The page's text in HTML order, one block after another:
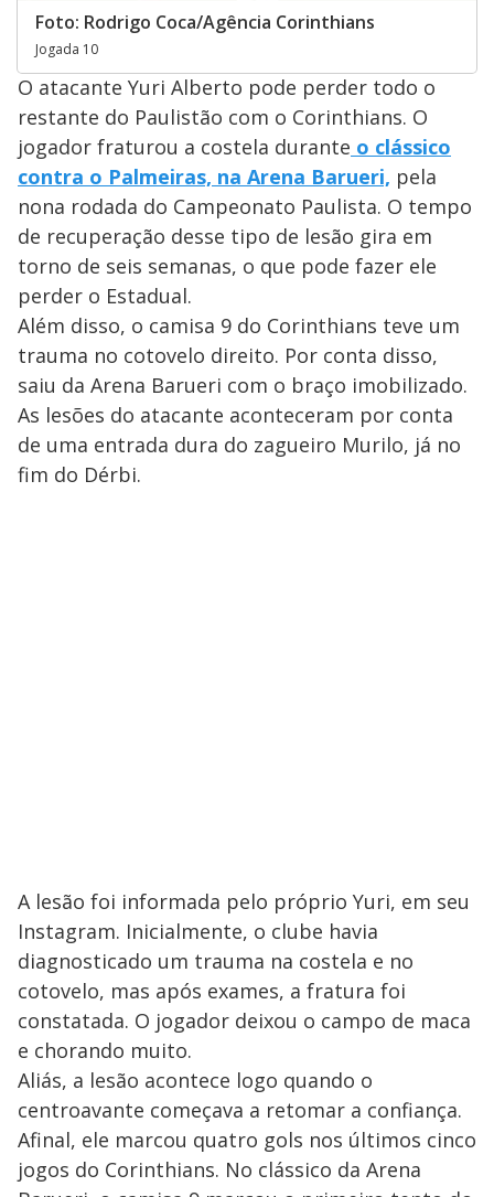
Foto: Rodrigo Coca/Agência Corinthians
Jogada 10
O atacante Yuri Alberto pode perder todo o
restante do Paulistão com o Corinthians. O
jogador fraturou a costela durante o clássico
contra o Palmeiras, na Arena Barueri, pela
nona rodada do Campeonato Paulista. O tempo
de recuperação desse tipo de lesão gira em
torno de seis semanas, o que pode fazer ele
perder o Estadual.
Além disso, o camisa 9 do Corinthians teve um
trauma no cotovelo direito. Por conta disso,
saiu da Arena Barueri com o braço imobilizado.
As lesões do atacante aconteceram por conta
de uma entrada dura do zagueiro Murilo, já no
fim do Dérbi.
A lesão foi informada pelo próprio Yuri, em seu
Instagram. Inicialmente, o clube havia
diagnosticado um trauma na costela e no
cotovelo, mas após exames, a fratura foi
constatada. O jogador deixou o campo de maca
e chorando muito.
Aliás, a lesão acontece logo quando o
centroavante começava a retomar a confiança.
Afinal, ele marcou quatro gols nos últimos cinco
jogos do Corinthians. No clássico da Arena